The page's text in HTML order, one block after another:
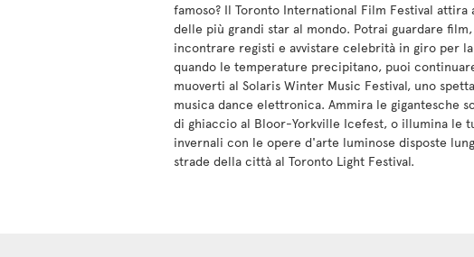
famoso? Il Toronto International Film Festival attira
delle più grandi star al mondo. Potrai guardare film,
incontrare registi e avvistare celebrità in giro per
quando le temperature precipitano, puoi
muoverti al Solaris Winter Music Festival, uno
musica dance elettronica. Ammira le gigantesche
di ghiaccio al Bloor-Yorkville Icefest, o illumina le
invernali con le opere d'arte luminose disposte
strade della città al Toronto Light Festival.